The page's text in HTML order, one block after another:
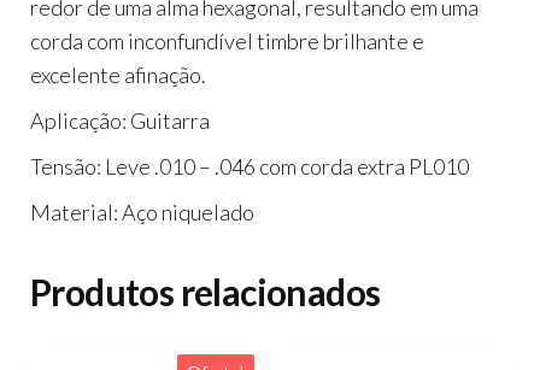
redor de uma alma hexagonal, resultando em uma
corda com inconfundível timbre brilhante e
excelente afinação.
Aplicação: Guitarra
Tensão: Leve .010 – .046 com corda extra PL010
Material: Aço niquelado
Produtos relacionados